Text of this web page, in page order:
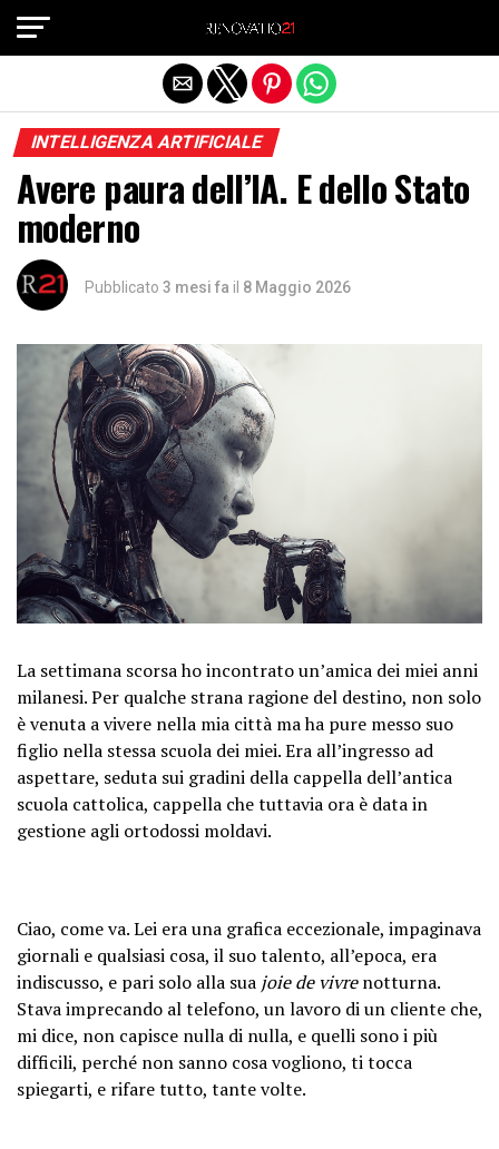
INTELLIGENZA ARTIFICIALE
Avere paura dell’IA. E dello Stato
moderno
Pubblicato 3 mesi fa il 8 Maggio 2026
La settimana scorsa ho incontrato un’amica dei miei anni
milanesi. Per qualche strana ragione del destino, non solo
è venuta a vivere nella mia città ma ha pure messo suo
figlio nella stessa scuola dei miei. Era all’ingresso ad
aspettare, seduta sui gradini della cappella dell’antica
scuola cattolica, cappella che tuttavia ora è data in
gestione agli ortodossi moldavi.
Ciao, come va. Lei era una grafica eccezionale, impaginava
giornali e qualsiasi cosa, il suo talento, all’epoca, era
indiscusso, e pari solo alla sua joie de vivrenotturna.
Stava imprecando al telefono, un lavoro di un cliente che,
mi dice, non capisce nulla di nulla, e quelli sono i più
difficili, perché non sanno cosa vogliono, ti tocca
spiegarti, e rifare tutto, tante volte.
Exit mobile version